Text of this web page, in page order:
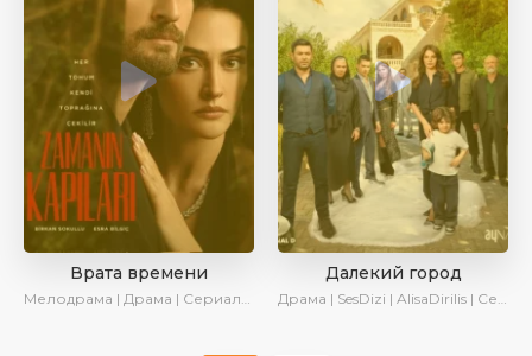
Врата времени
Мелодрама | Драма | Сериалы 2024
Далекий город
Драма | SesDizi | AlisaDirilis | Сериалы 2024